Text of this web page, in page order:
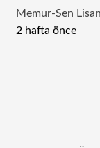
Memur-Sen
2 hafta önce